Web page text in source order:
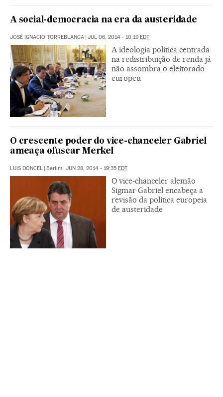
A social-democracia na era da austeridade
JOSÉ IGNACIO TORREBLANCA | JUL 06, 2014 - 10:19 EDT
A ideologia política centrada
na redistribuição de renda já
não assombra o eleitorado
europeu
O crescente poder do vice-chanceler Gabriel
ameaça ofuscar Merkel
LUIS DONCEL | Berlim | JUN 28, 2014 - 19:35 EDT
O vice-chanceler alemão
Sigmar Gabriel encabeça a
revisão da política europeia
de austeridade